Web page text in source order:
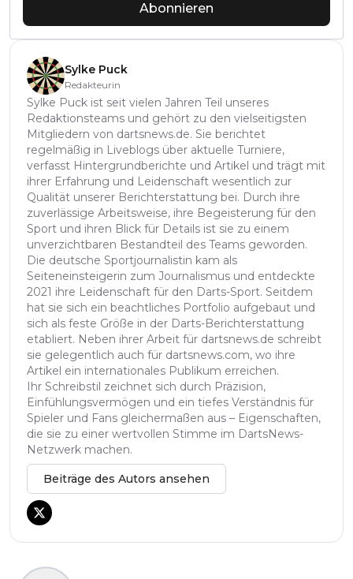
Abonnieren
Sylke Puck
Redakteurin
Sylke Puck ist seit vielen Jahren Teil unseres
Redaktionsteams und gehört zu den vielseitigsten
Mitgliedern von dartsnews.de. Sie berichtet
regelmäßig in Liveblogs über aktuelle Turniere,
verfasst Hintergrundberichte und Artikel und trägt mit
ihrer Erfahrung und Leidenschaft wesentlich zur
Qualität unserer Berichterstattung bei. Durch ihre
zuverlässige Arbeitsweise, ihre Begeisterung für den
Sport und ihren Blick für Details ist sie zu einem
unverzichtbaren Bestandteil des Teams geworden.
Die deutsche Sportjournalistin kam als
Seiteneinsteigerin zum Journalismus und entdeckte
2021 ihre Leidenschaft für den Darts-Sport. Seitdem
hat sie sich ein beachtliches Portfolio aufgebaut und
sich als feste Größe in der Darts-Berichterstattung
etabliert. Neben ihrer Arbeit für dartsnews.de schreibt
sie gelegentlich auch für dartsnews.com, wo ihre
Artikel ein internationales Publikum erreichen.
Ihr Schreibstil zeichnet sich durch Präzision,
Einfühlungsvermögen und ein tiefes Verständnis für
Spieler und Fans gleichermaßen aus – Eigenschaften,
die sie zu einer wertvollen Stimme im DartsNews-
Netzwerk machen.
Beiträge des Autors ansehen